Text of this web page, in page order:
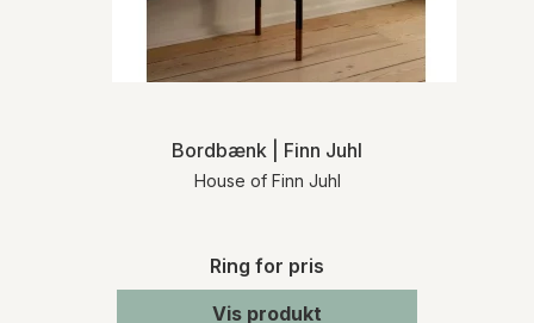
Bordbænk | Finn Juhl
House of Finn Juhl
Ring for pris
Vis produkt